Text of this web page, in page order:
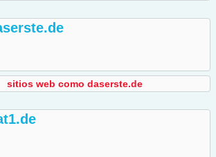
sitios web como daserste.de